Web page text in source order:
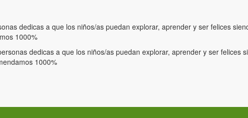
dedicas a que los niños/as puedan explorar, aprender y ser felices
1000%
dedicas a que los niños/as puedan explorar, aprender y ser felices
1000%